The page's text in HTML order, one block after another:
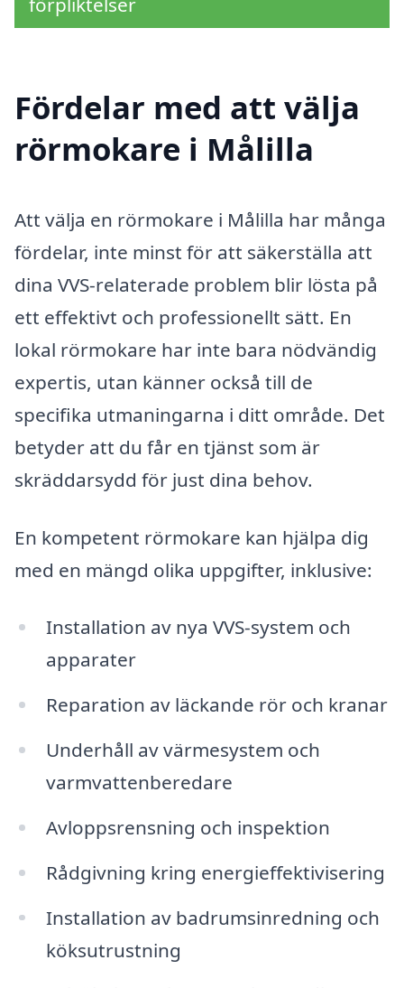
Fördelar med att välja
rörmokare i Målilla
Att välja en rörmokare i Målilla har många
fördelar, inte minst för att säkerställa att
dina VVS-relaterade problem blir lösta på
ett effektivt och professionellt sätt. En
lokal rörmokare har inte bara nödvändig
expertis, utan känner också till de
specifika utmaningarna i ditt område. Det
betyder att du får en tjänst som är
skräddarsydd för just dina behov.
En kompetent rörmokare kan hjälpa dig
med en mängd olika uppgifter, inklusive:
Installation av nya VVS-system och
apparater
Reparation av läckande rör och kranar
Underhåll av värmesystem och
varmvattenberedare
Avloppsrensning och inspektion
Rådgivning kring energieffektivisering
Installation av badrumsinredning och
köksutrustning